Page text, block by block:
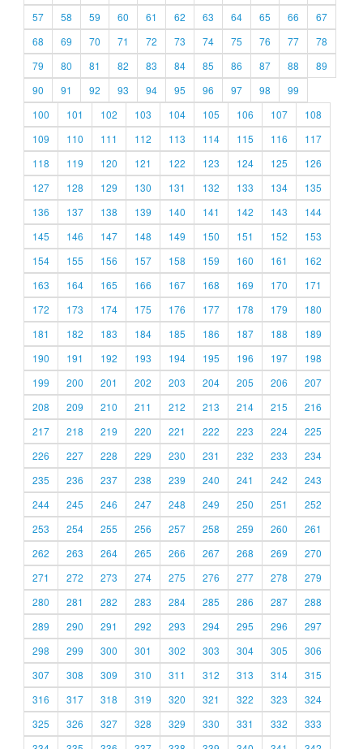
57
58 59 60 61 62 63 64 65 66
67
68
69 70 71 72 73 74 75 76 77
78
79
80 81 82 83 84 85 86 87 88
89
90
91 92 93 94 95 96 97 98
99
100
101 102 103 104 105 106 107
108
109
110 111 112 113 114 115 116
117
118
119 120 121 122 123 124 125
126
127
128 129 130 131 132 133 134
135
136
137 138 139 140 141 142 143
144
145
146 147 148 149 150 151 152
153
154
155 156 157 158 159 160 161
162
163
164 165 166 167 168 169 170
171
172
173 174 175 176 177 178 179
180
181
182 183 184 185 186 187 188
189
190
191 192 193 194 195 196 197
198
199
200 201 202 203 204 205 206
207
208
209 210 211 212 213 214 215
216
217
218 219 220 221 222 223 224
225
226
227 228 229 230 231 232 233
234
235
236 237 238 239 240 241 242
243
244
245 246 247 248 249 250 251
252
253
254 255 256 257 258 259 260
261
262
263 264 265 266 267 268 269
270
271
272 273 274 275 276 277 278
279
280
281 282 283 284 285 286 287
288
289
290 291 292 293 294 295 296
297
298
299 300 301 302 303 304 305
306
307
308 309 310 311 312 313 314
315
316
317 318 319 320 321 322 323
324
325
326 327 328 329 330 331 332
333